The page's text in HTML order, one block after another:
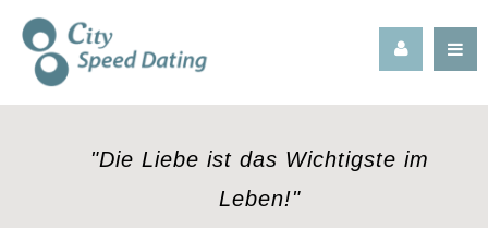
"Die Liebe ist das Wichtigste im
Leben!"